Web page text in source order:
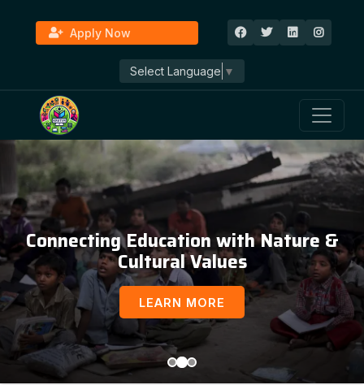
Apply Now
Select Language ▼
Education, Awareness & Social
Development
LEARN MORE